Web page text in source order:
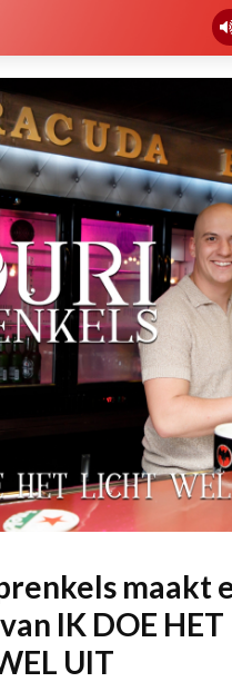
maakt
IK DOE HET
UIT